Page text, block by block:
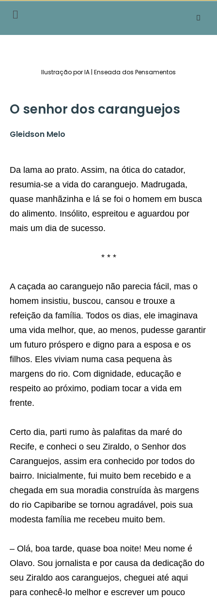
para
Ilustração por IA | Enseada dos Pensamentos
O senhor dos caranguejos
Gleidson Melo
Da lama ao prato. Assim, na ótica do catador,
resumia-se a vida do caranguejo. Madrugada,
quase manhãzinha e lá se foi o homem em busca
do alimento. Insólito, espreitou e aguardou por
mais um dia de sucesso.
* * *
A caçada ao caranguejo não parecia fácil, mas o
homem insistiu, buscou, cansou e trouxe a
refeição da família. Todos os dias, ele imaginava
uma vida melhor, que, ao menos, pudesse garantir
um futuro próspero e digno para a esposa e os
filhos. Eles viviam numa casa pequena às
margens do rio. Com dignidade, educação e
respeito ao próximo, podiam tocar a vida em
frente.
Certo dia, parti rumo às palafitas da maré do
Recife, e conheci o seu Ziraldo, o Senhor dos
Caranguejos, assim era conhecido por todos do
bairro. Inicialmente, fui muito bem recebido e a
chegada em sua moradia construída às margens
do rio Capibaribe se tornou agradável, pois sua
modesta família me recebeu muito bem.
– Olá, boa tarde, quase boa noite! Meu nome é
Olavo. Sou jornalista e por causa da dedicação do
seu Ziraldo aos caranguejos, cheguei até aqui
para conhecê-lo melhor e escrever um pouco